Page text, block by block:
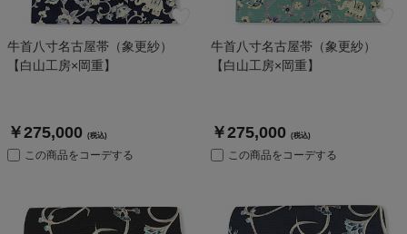
牛首八寸名古屋帯（象更紗）
【白山工房×岡重】
￥275,000 (税込)
この商品をコーデする
牛首八寸名古屋帯（象更紗）
【白山工房×岡重】
￥275,000 (税込)
この商品をコーデする